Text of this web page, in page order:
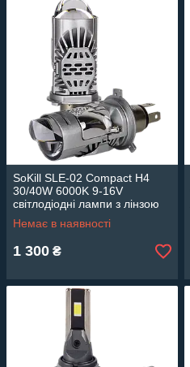
SoKill SLE-02 Compact H4
30/40W 6000K 9-16V
світлодіодні лампи з лінзою
Немає в наявності
1 300 ₴